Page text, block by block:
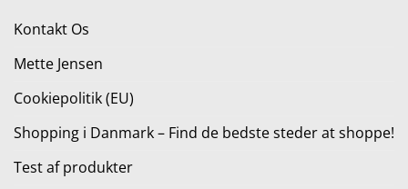
Kontakt Os
Mette Jensen
Cookiepolitik (EU)
Shopping i Danmark – Find de bedste steder at shoppe!
Test af produkter